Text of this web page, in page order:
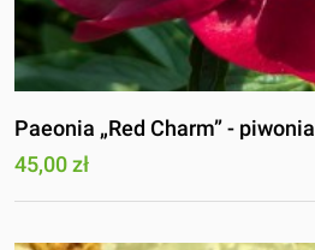
Paeonia „Red Charm” - piwonia
45,00 zł